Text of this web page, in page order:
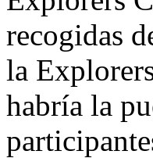
recogidas
la
habría la